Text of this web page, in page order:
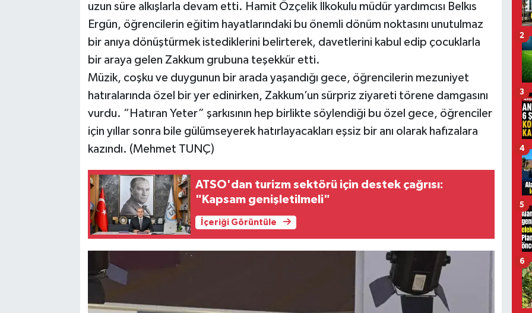
uzun süre alkışlarla devam etti. Hamit Özçelik İlkokulu müdür yardımcısı Belkıs
Ergün, öğrencilerin eğitim hayatlarındaki bu önemli dönüm noktasını unutulmaz
bir anıya dönüştürmek istediklerini belirterek, davetlerini kabul edip çocuklarla
bir araya gelen Zakkum grubuna teşekkür etti.
Müzik, coşku ve duygunun bir arada yaşandığı gece, öğrencilerin mezuniyet
hatıralarında özel bir yer edinirken, Zakkum’un sürpriz ziyareti törene damgasını
vurdu. “Hatıran Yeter” şarkısının hep birlikte söylendiği bu özel gece, öğrenciler
için yıllar sonra bile gülümseyerek hatırlayacakları eşsiz bir anı olarak hafızalara
kazındı. (Mehmet TUNÇ)
ATSO'dan turizm sektörü için destek çağrısı:
"Kapsam genişletilmeli"
İçeriği Görüntüle
2
3
4
5
6